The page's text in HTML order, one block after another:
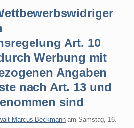
Art. 10
Werbung mit
Angaben
nach Art. 13 und
sind
Marcus Beckmann am Samstag, 16.